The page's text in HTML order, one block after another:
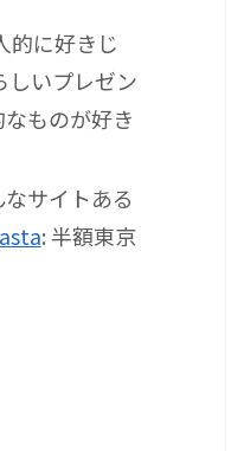
的に好きじ
しいプレゼン
ものが好き
なサイトある
: 半額東京